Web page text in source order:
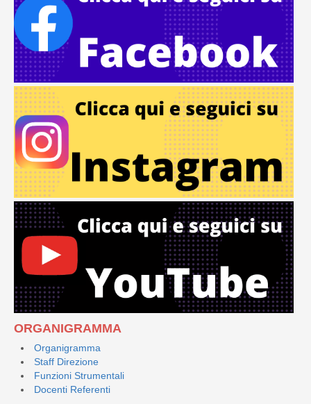
ORGANIGRAMMA
Organigramma
Staff Direzione
Funzioni Strumentali
Docenti Referenti